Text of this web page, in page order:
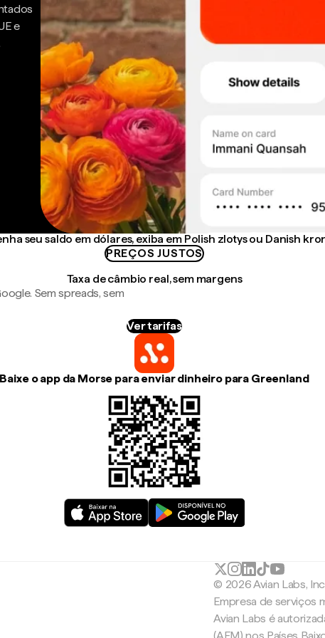
e
seu saldo em dólares, exiba em Polish zlotys ou Danish
PREÇOS JUSTOS
Taxa de câmbio real, sem margens
Sem spreads, sem
Ver tarifas
Baixe o app da Morse para enviar dinheiro para Greenland
© 2026 Avian Labs, Inc
Empresa de serviços
Avian Labs é